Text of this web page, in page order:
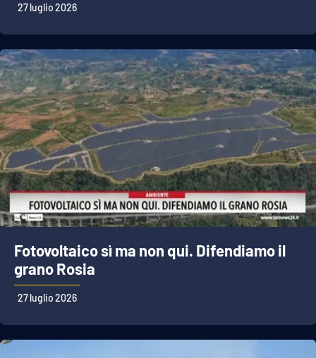
27 luglio 2026
Fotovoltaico sì ma non qui. Difendiamo il
grano Rosia
27 luglio 2026